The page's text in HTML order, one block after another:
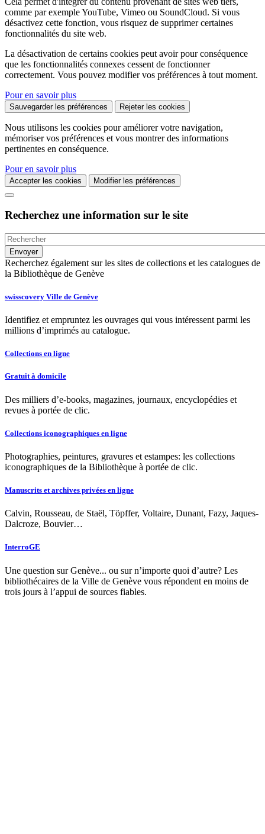
comme par exemple YouTube, Vimeo ou SoundCloud. Si vous
désactivez cette fonction, vous risquez de supprimer certaines
fonctionnalités du site web.
La désactivation de certains cookies peut avoir pour conséquence
que les fonctionnalités connexes cessent de fonctionner
correctement. Vous pouvez modifier vos préférences à tout moment.
Pour en savoir plus
Sauvegarder les préférences Rejeter les cookies
Nous utilisons les cookies pour améliorer votre navigation,
mémoriser vos préférences et vous montrer des informations
pertinentes en conséquence.
Pour en savoir plus
Accepter les cookies Modifier les préférences
Recherchez une information sur le site
Recherchez également sur les sites de collections et les catalogues de
la Bibliothèque de Genève
swisscovery Ville de Genève
Identifiez et empruntez les ouvrages qui vous intéressent parmi les
millions d’imprimés au catalogue.
Collections en ligne
Gratuit à domicile
Des milliers d’e-books, magazines, journaux, encyclopédies et
revues à portée de clic.
Collections iconographiques en ligne
Photographies, peintures, gravures et estampes: les collections
iconographiques de la Bibliothèque à portée de clic.
Manuscrits et archives privées en ligne
Calvin, Rousseau, de Staël, Töpffer, Voltaire, Dunant, Fazy, Jaques-
Dalcroze, Bouvier…
InterroGE
Une question sur Genève... ou sur n’importe quoi d’autre? Les
bibliothécaires de la Ville de Genève vous répondent en moins de
trois jours à l’appui de sources fiables.